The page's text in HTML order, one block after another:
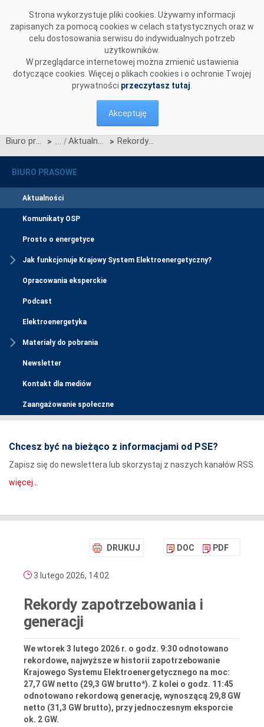
Strona wykorzystuje pliki cookies. Używamy informacji
zapisanych za pomocą cookies w celach statystycznych oraz w
celu dostosowania serwisu do indywidualnych potrzeb
użytkowników.
W przeglądarce internetowej można zmienić ustawienia
dotyczące cookies. Więcej o plikach cookies i o ochronie Twojej
prywatności przeczytasz tutaj
Akceptuję
Biuro prasowe > Aktualności > Rekordy zapotrzebowania i generacji
BIURO PRASOWE
Aktualności
Komunikaty OSP
Prosto o energetyce
Jak funkcjonuje Krajowy System Elektroenergetyczny?
Opracowania eksperckie
Podcast
Elektroenergetyka
Materiały do pobrania
Newsletter
Kontakt dla mediów
Zaangażowanie społeczne
Chcesz być na bieżąco z informacjami od PSE?
Zapisz się do newslettera lub skorzystaj z naszych kanałów RSS.
więcej...
DRUKUJ DOC PDF
3 lutego 2026, 14:02
Rekordy zapotrzebowania i
generacji
We wtorek 3 lutego 2026 r. o godz. 9:30 odnotowano
rekordowe, najwyższe w historii zapotrzebowanie
Krajowego Systemu Elektroenergetycznego na moc:
27,7 GW netto (29,3 GW brutto*). Z kolei o godz. 11:45
odnotowano rekordową generację, wynoszącą 29,8 GW
netto (31,3 GW brutto), przy jednoczesnym eksporcie
ok. 2 GW.